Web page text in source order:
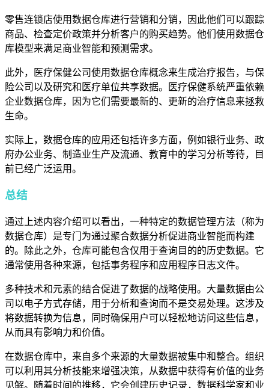
零售连锁店使用数据仓库进行营销和分销，因此他们可以跟踪
商品、检查定价政策并分析客户的购买趋势。他们使用数据仓
库模型来满足商业智能和预测需求。
此外，医疗保健公司使用数据仓库概念来生成治疗报告，与保
险公司以及研究和医疗单位共享数据。医疗保健系统严重依赖
企业数据仓库，因为它们需要最新的、更新的治疗信息来拯救
生命。
实际上，数据仓库的应用还包括许多方面，例如银行业务、政
府办公业务、制造业生产及流通、教育中的学习分析等待，目
前已经广泛运用。
总结
通过上述内容介绍可以看出，一种特定的数据管理方法（称为
数据仓库）是专门为通过聚合数据分析促进商业智能而构建
的。除此之外，仓库可能包含仅用于查询目的的历史数据。它
通常使用各种来源，包括事务程序和应用程序日志文件。
多种技术和元素的结合促进了数据的战略使用。大量数据由公
司以电子方式存储，用于分析和查询而不是交易处理。这涉及
将数据转换为信息，同时确保用户可以轻松地访问这些信息，
从而具有影响力和价值。
在数据仓库中，来自多个来源的大量数据被集中和整合。组织
可以利用其分析技能来增强决策，从数据中获得有价值的业务
见解。随着时间的推移，它会创建历史记录，数据科学家和业